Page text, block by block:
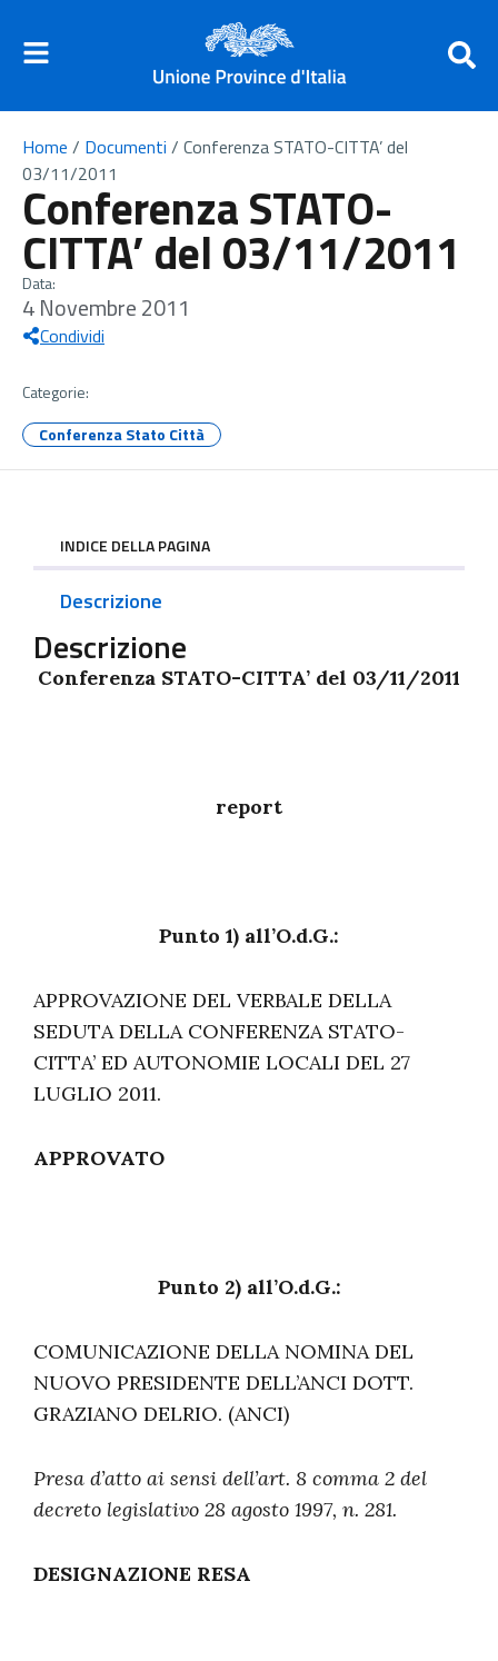
Home / Documenti / Conferenza STATO-CITTA’ del
03/11/2011
Conferenza STATO-
CITTA’ del 03/11/2011
Data:
4 Novembre 2011
Condividi
Categorie:
Conferenza Stato Città
INDICE DELLA PAGINA
Descrizione
Descrizione
Conferenza STATO-CITTA’ del 03/11/2011
report
Punto 1) all’O.d.G.:
APPROVAZIONE DEL VERBALE DELLA
SEDUTA DELLA CONFERENZA STATO-
CITTA’ ED AUTONOMIE LOCALI DEL 27
LUGLIO 2011.
APPROVATO
Punto 2) all’O.d.G.:
COMUNICAZIONE DELLA NOMINA DEL
NUOVO PRESIDENTE DELL’ANCI DOTT.
GRAZIANO DELRIO. (ANCI)
Presa d’atto ai sensi dell’art. 8 comma 2 del
decreto legislativo 28 agosto 1997, n. 281.
DESIGNAZIONE RESA